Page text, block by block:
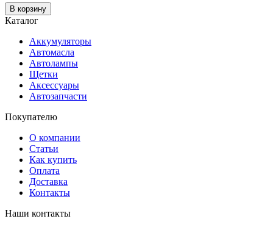
В корзину
Каталог
Аккумуляторы
Автомасла
Автолампы
Щетки
Аксессуары
Автозапчасти
Покупателю
О компании
Статьи
Как купить
Оплата
Доставка
Контакты
Наши контакты